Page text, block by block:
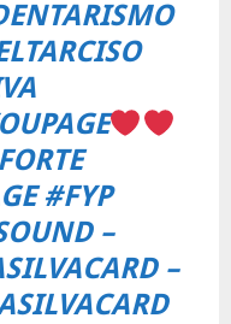
#FYP
–
–